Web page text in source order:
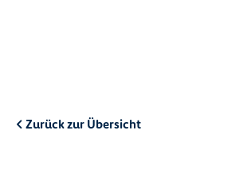
Zurück zur Übersicht